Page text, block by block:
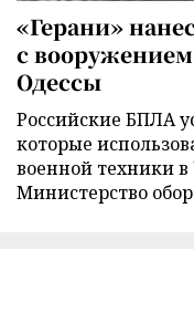
«Герани»
с
Одессы
Российские БПЛА
которые
военной техники
Министерство